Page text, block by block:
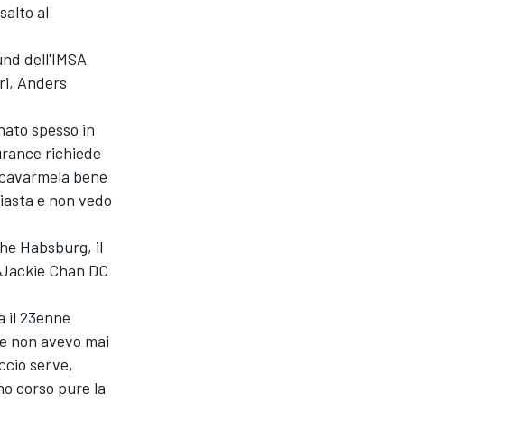
al
dell'IMSA
Anders
spesso in
richiede
bene
e non vedo
Habsburg, il
Chan DC
il 23enne
non avevo mai
serve,
corso pure la